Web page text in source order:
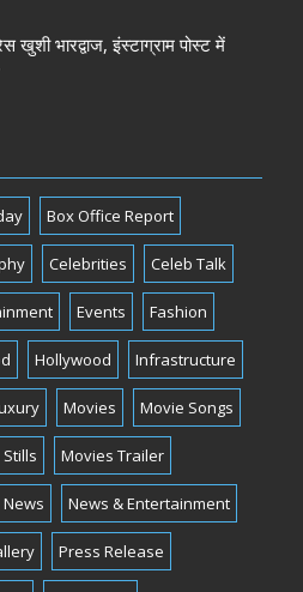
खुशी भारद्वाज, इंस्टाग्राम पोस्ट में
Box Office Report
Celebrities Celeb Talk
Events Fashion
Hollywood Infrastructure
Movies Movie Songs
Movies Trailer
News News & Entertainment
Press Release